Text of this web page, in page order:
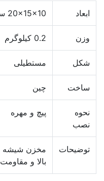
ابعاد 20x15x10 سانتی متر
وزن 0.2 کیلوگرم
شکل مستطیلی
ساخت چین
نحوه
نصب
پیچ و مهره
توضیحات
بالا و